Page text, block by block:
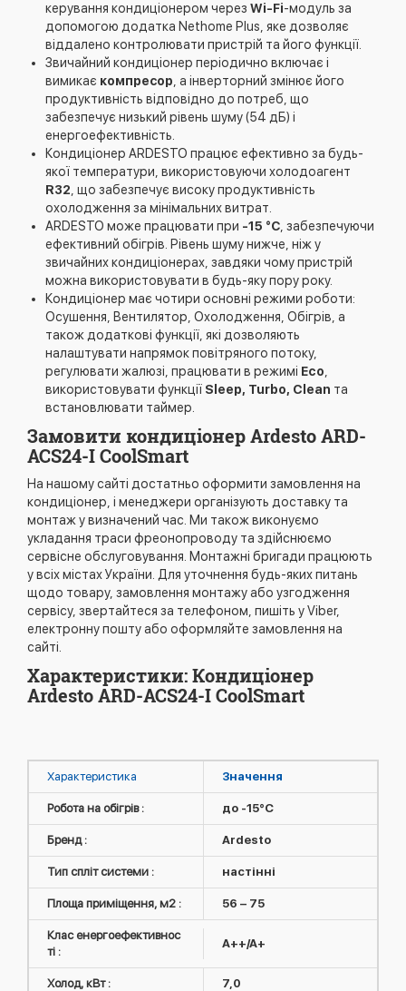
керування кондиціонером через Wi-Fi-модуль за
допомогою додатка Nethome Plus, яке дозволяє
віддалено контролювати пристрій та його функції.
Звичайний кондиціонер періодично включає і
вимикає компресор , а інверторний змінює його
продуктивність відповідно до потреб, що
забезпечує низький рівень шуму (54 дБ) і
енергоефективність.
Кондиціонер ARDESTO працює ефективно за будь-
якої температури, використовуючи холодоагент
R32 , що забезпечує високу продуктивність
охолодження за мінімальних витрат.
ARDESTO може працювати при -15 °С , забезпечуючи
ефективний обігрів. Рівень шуму нижче, ніж у
звичайних кондиціонерах, завдяки чому пристрій
можна використовувати в будь-яку пору року.
Кондиціонер має чотири основні режими роботи:
Осушення, Вентилятор, Охолодження, Обігрів, а
також додаткові функції, які дозволяють
налаштувати напрямок повітряного потоку,
регулювати жалюзі, працювати в режимі Eco
використовувати функції Sleep, Turbo, Clean та
встановлювати таймер.
Замовити кондиціонер Ardesto ARD-
ACS24-I CoolSmart
На нашому сайті достатньо оформити замовлення на
кондиціонер, і менеджери організують доставку та
монтаж у визначений час. Ми також виконуємо
укладання траси фреонопроводу та здійснюємо
сервісне обслуговування. Монтажні бригади працюють
у всіх містах України. Для уточнення будь-яких питань
щодо товару, замовлення монтажу або узгодження
сервісу, звертайтеся за телефоном, пишіть у Viber,
електронну пошту або оформляйте замовлення на
сайті.
Характеристики: Кондиціонер
Ardesto ARD-ACS24-I CoolSmart
Характеристика Значення
Робота на обігрів : до -15°C
Бренд : Ardesto
Тип спліт системи : настінні
Площа приміщення, м2 : 56 – 75
Клас енергоефективнос
ті :
A++/A+
Холод, кВт : 7,0